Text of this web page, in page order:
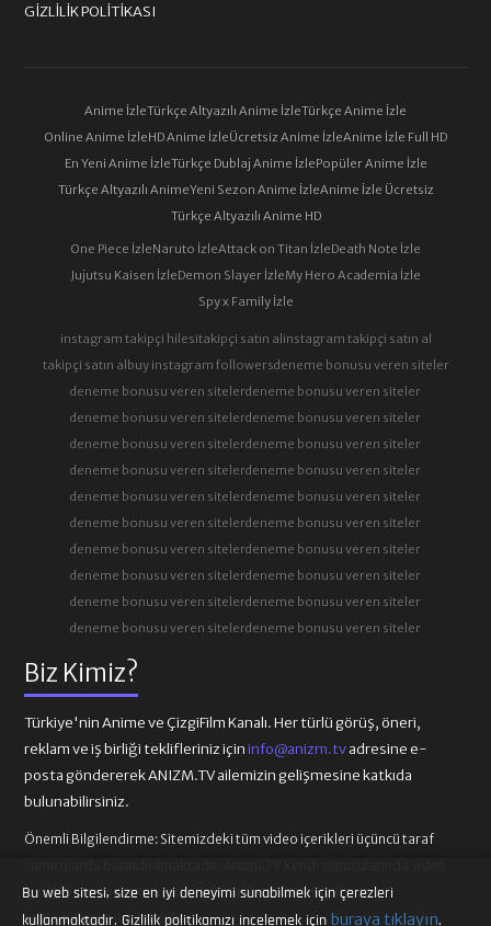
Biz Kimiz?
Türkiye'nin Anime ve ÇizgiFilm Kanalı. Her türlü görüş, öneri,
reklam ve iş birliği teklifleriniz içininfo@anizm.tvadresine e-
posta göndererek ANIZM.TV ailemizin gelişmesine katkıda
bulunabilirsiniz.
Önemli Bilgilendirme: Sitemizdeki tüm video içerikleri üçüncü taraf
içeriği barındırmamaktadır. Telif hakkı talepleri ilgili video
sağlayıcılarına iletilmelidir.
GIZLILIK POLITIKASI
Anime İzleTürkçe Altyazılı Anime İzleTürkçe Anime İzle
Online Anime İzleHD Anime İzleÜcretsiz Anime İzleAnime İzle Full HD
En Yeni Anime İzleTürkçe Dublaj Anime İzlePopüler Anime İzle
Türkçe Altyazılı AnimeYeni Sezon Anime İzleAnime İzle Ücretsiz
Türkçe Altyazılı Anime HD
One Piece İzleNaruto İzleAttack on Titan İzleDeath Note İzle
Jujutsu Kaisen İzleDemon Slayer İzleMy Hero Academia İzle
Spy x Family İzle
instagram takipçi hilesitakipçi satın alinstagram takipçi satın al
takipçi satın albuy instagram followersdeneme bonusu veren siteler
deneme bonusu veren sitelerdeneme bonusu veren siteler
deneme bonusu veren sitelerdeneme bonusu veren siteler
deneme bonusu veren sitelerdeneme bonusu veren siteler
deneme bonusu veren sitelerdeneme bonusu veren siteler
deneme bonusu veren sitelerdeneme bonusu veren siteler
deneme bonusu veren sitelerdeneme bonusu veren siteler
deneme bonusu veren sitelerdeneme bonusu veren siteler
deneme bonusu veren sitelerdeneme bonusu veren siteler
deneme bonusu veren sitelerdeneme bonusu veren siteler
deneme bonusu veren sitelerdeneme bonusu veren siteler
Bu web sitesi, size en iyi deneyimi sunabilmek için çerezleri
kullanmaktadır. Gizlilik politikamızı incelemek için buraya tıklayın.